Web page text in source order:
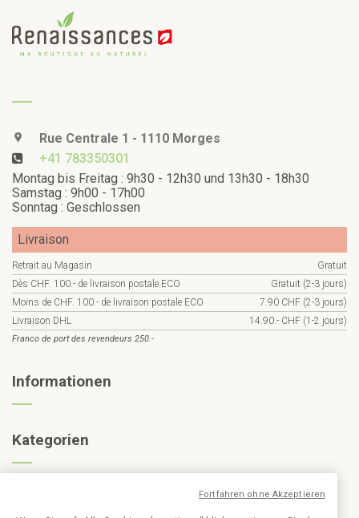
Rue Centrale 1 - 1110 Morges
+41 783350301
Montag bis Freitag : 9h30 - 12h30 und 13h30 - 18h30
Samstag : 9h00 - 17h00
Sonntag : Geschlossen
Livraison
Retrait au Magasin
Gratuit
Dès CHF. 100.- de livraison postale ECO
Gratuit (2-3 jours)
Moins de CHF. 100.- de livraison postale ECO
7.90 CHF (2-3 jours)
Livraison DHL
14.90.- CHF (1-2 jours)
Franco de port des revendeurs 250.-
Informationen
Kategorien
Abonnieren Sie den NewsletterFortfahren ohne Akzeptieren